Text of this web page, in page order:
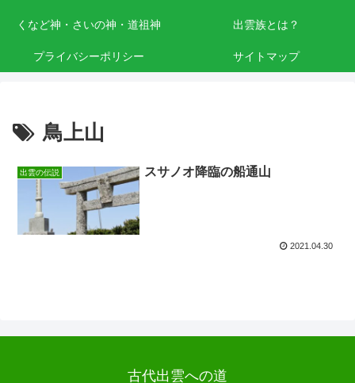
くなど神・さいの神・道祖神 出雲族とは？
プライバシーポリシー サイトマップ
鳥上山
出雲の伝説 スサノオ降臨の船通山
2021.04.30
古代出雲への道